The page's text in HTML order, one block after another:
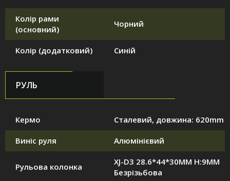
Колір рами
(основний)
Чорний
Колір (додатковий) Синій
РУЛЬ
Кермо Сталевий, довжина: 620mm
Виніс руля Алюмінієвий
Рульова колонка
XJ-D3 28.6*44*30MM H:9MM
Безрізьбова